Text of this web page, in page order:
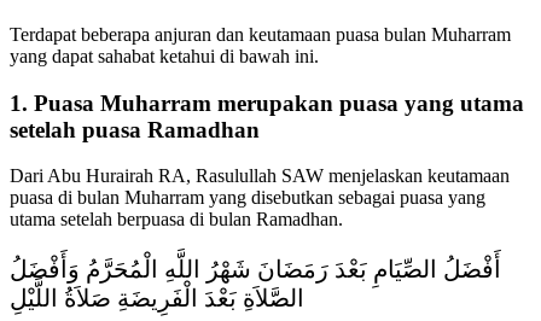
Terdapat beberapa anjuran dan keutamaan puasa bulan Muharram
yang dapat sahabat ketahui di bawah ini.
1. Puasa Muharram merupakan puasa yang utama
setelah puasa Ramadhan
Dari Abu Hurairah RA, Rasulullah SAW menjelaskan keutamaan
puasa di bulan Muharram yang disebutkan sebagai puasa yang
utama setelah berpuasa di bulan Ramadhan.
أَفْضَلُ الصِّيَامِ بَعْدَ رَمَضَانَ شَهْرُ اللَّهِ الْمُحَرَّمُ وَأَفْضَلُ
الصَّلاَةِ بَعْدَ الْفَرِيضَةِ صَلاَةُ اللَّيْلِ